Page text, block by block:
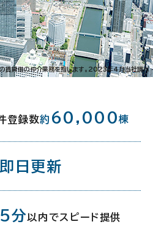
) 3番口 4
5分
ンド線) 出口2
賃貸借の仲介業務を指します。2023年4月当社調べ
登録数約 60,000棟
日更新
分 以内でスピード提供